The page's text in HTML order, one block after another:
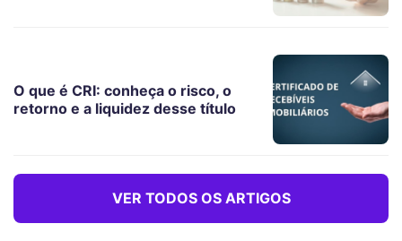
O que é CRI: conheça o risco, o
retorno e a liquidez desse título
VER TODOS OS ARTIGOS